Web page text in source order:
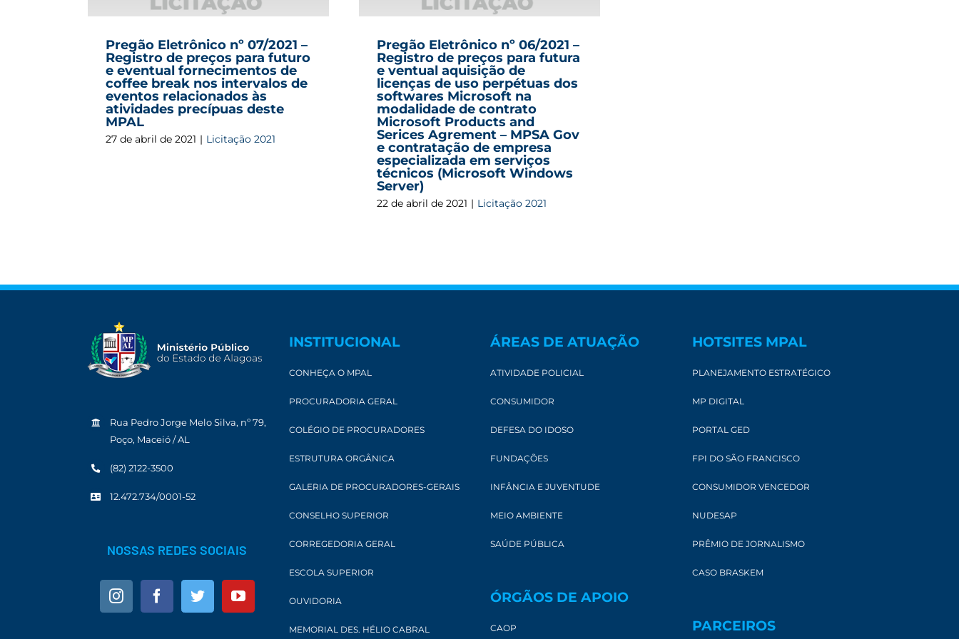
Pregão Eletrônico nº 07/2021 –
Registro de preços para futuro
e eventual fornecimentos de
coffee break nos intervalos de
eventos relacionados às
atividades precípuas deste
MPAL
27 de abril de 2021 | Licitação 2021
Pregão Eletrônico nº 06/2021 –
Registro de preços para futura
e ventual aquisição de
licenças de uso perpétuas dos
softwares Microsoft na
modalidade de contrato
Microsoft Products and
Serices Agrement – MPSA Gov
e contratação de empresa
especializada em serviços
técnicos (Microsoft Windows
Server)
22 de abril de 2021 | Licitação 2021
Rua Pedro Jorge Melo Silva, nº 79,
Poço, Maceió / AL
(82) 2122-3500
12.472.734/0001-52
NOSSAS REDES SOCIAIS
INSTITUCIONAL
CONHEÇA O MPAL
PROCURADORIA GERAL
COLÉGIO DE PROCURADORES
ESTRUTURA ORGÂNICA
GALERIA DE PROCURADORES-GERAIS
CONSELHO SUPERIOR
CORREGEDORIA GERAL
ESCOLA SUPERIOR
OUVIDORIA
MEMORIAL DES. HÉLIO CABRAL
ÁREAS DE ATUAÇÃO
ATIVIDADE POLICIAL
CONSUMIDOR
DEFESA DO IDOSO
FUNDAÇÕES
INFÂNCIA E JUVENTUDE
MEIO AMBIENTE
SAÚDE PÚBLICA
ÓRGÃOS DE APOIO
CAOP
HOTSITES MPAL
PLANEJAMENTO ESTRATÉGICO
MP DIGITAL
PORTAL GED
FPI DO SÃO FRANCISCO
CONSUMIDOR VENCEDOR
NUDESAP
PRÊMIO DE JORNALISMO
CASO BRASKEM
PARCEIROS